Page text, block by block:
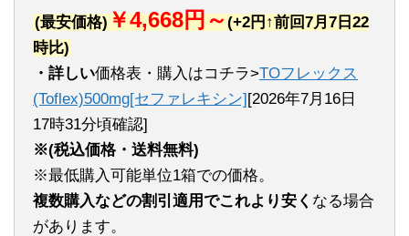
(最安価格)￥4,668円～(+2円↑前回7月7日22
時比)
・詳しい価格表・購入はコチラ>TOフレックス
(Toflex)500mg[セファレキシン][2026年7月16日
17時31分頃確認]
※(税込価格・送料無料)
※最低購入可能単位1箱での価格。
複数購入などの割引適用でこれより安く なる場合
があります。